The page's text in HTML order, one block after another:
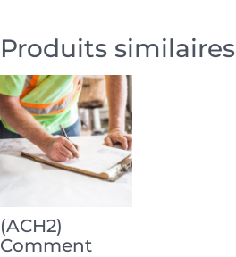
Produits similaires
(ACH2)
Comment